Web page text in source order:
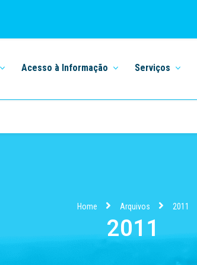
Acesso à Informação Serviços
Home Arquivos 2011
2011